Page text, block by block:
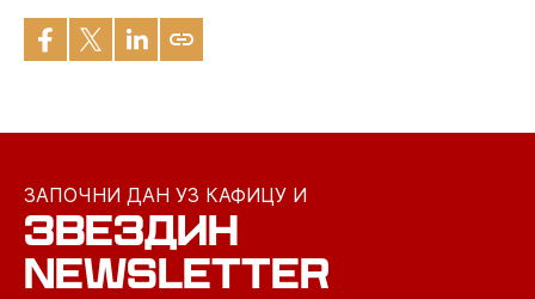
ЗАПОЧНИ ДАН УЗ КАФИЦУ И
ЗВЕЗДИН
NEWSLETTER